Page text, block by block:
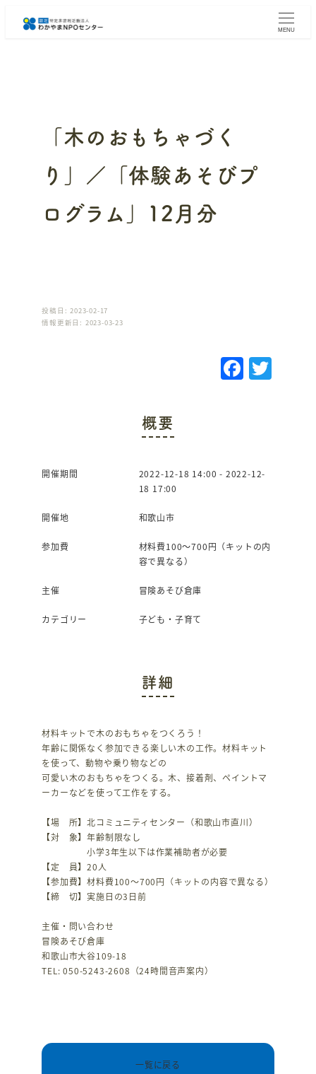
MENU
「木のおもちゃづく
り」／「体験あそびプ
ログラム」12月分
投稿日: 2023-02-17
情報更新日: 2023-03-23
F
a
o
T
概要
開催期間
2022-12-18 14:00 - 2022-12-
18 17:00
開催地 和歌山市
参加費
材料費100～700円（キットの内
容で異なる）
主催 冒険あそび倉庫
カテゴリー 子ども・子育て
詳細
材料キットで木のおもちゃをつくろう！
年齢に関係なく参加できる楽しい木の工作。材料キット
を使って、動物や乗り物などの
可愛い木のおもちゃをつくる。木、接着剤、ペイントマ
ーカーなどを使って工作をする。
【場 所】北コミュニティセンター（和歌山市直川）
【対 象】年齢制限なし
小学3年生以下は作業補助者が必要
【定 員】20人
【参加費】材料費100～700円（キットの内容で異なる）
【締 切】実施日の3日前
主催・問い合わせ
冒険あそび倉庫
和歌山市大谷109-18
TEL: 050-5243-2608（24時間音声案内）
一覧に戻る